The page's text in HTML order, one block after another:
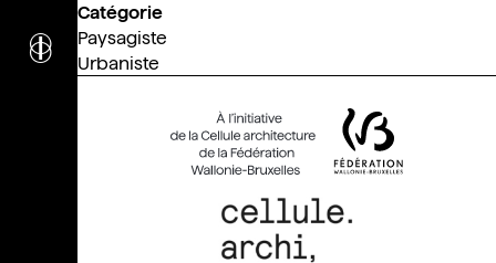
i nstitut
architecture
Wallonie-Bruxelles
Catégorie
Paysagiste
Urbaniste